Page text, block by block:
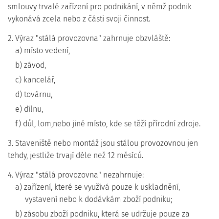
smlouvy trvalé zařízení pro podnikání, v němž podnik
vykonává zcela nebo z části svoji činnost.
2. Výraz "stálá provozovna" zahrnuje obzvláště:
a) místo vedení,
b) závod,
c) kancelář,
d) továrnu,
e) dílnu,
f) důl, lom,nebo jiné místo, kde se těží přírodní zdroje.
3. Staveniště nebo montáž jsou stálou provozovnou jen
tehdy, jestliže trvají déle než 12 měsíců.
4. Výraz "stálá provozovna" nezahrnuje:
a) zařízení, které se využívá pouze k uskladnění,
vystavení nebo k dodávkám zboží podniku;
b) zásobu zboží podniku, která se udržuje pouze za